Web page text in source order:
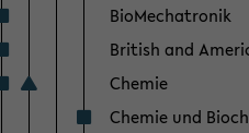
BioMechatronik
British and
Chemie
Chemie und